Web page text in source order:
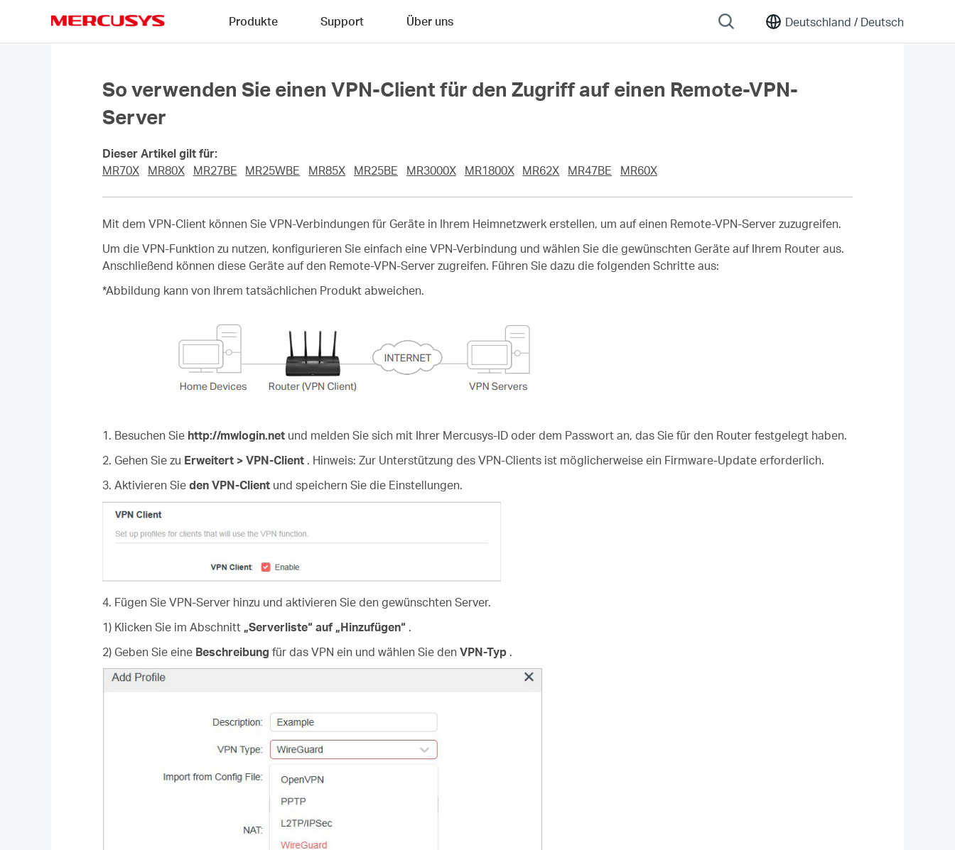
Deutschland / Deutsch
Produkte Support Über uns
So verwenden Sie einen VPN-Client für den Zugriff auf einen Remote-VPN-
Server
Dieser Artikel gilt für:
MR70X
MR80X MR27BE MR25WBE MR85X MR25BE MR3000X MR1800X MR62X MR47BE MR60X
Mit dem VPN-Client können Sie VPN-Verbindungen für Geräte in Ihrem Heimnetzwerk erstellen, um auf einen Remote-VPN-Server zuzugreifen.
Um die VPN-Funktion zu nutzen, konfigurieren Sie einfach eine VPN-Verbindung und wählen Sie die gewünschten Geräte auf Ihrem Router aus.
Anschließend können diese Geräte auf den Remote-VPN-Server zugreifen. Führen Sie dazu die folgenden Schritte aus:
*Abbildung kann von Ihrem tatsächlichen Produkt abweichen.
1. Besuchen Sie http://mwlogin.net und melden Sie sich mit Ihrer Mercusys-ID oder dem Passwort an, das Sie für den Router festgelegt haben.
2. Gehen Sie zu Erweitert > VPN-Client . Hinweis: Zur Unterstützung des VPN-Clients ist möglicherweise ein Firmware-Update erforderlich.
3. Aktivieren Sie den VPN-Client und speichern Sie die Einstellungen.
4. Fügen Sie VPN-Server hinzu und aktivieren Sie den gewünschten Server.
1) Klicken Sie im Abschnitt „Serverliste“ auf „Hinzufügen“ .
2) Geben Sie eine Beschreibung für das VPN ein und wählen Sie den VPN-Typ .